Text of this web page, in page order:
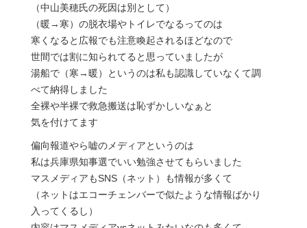
（中山美穂氏の死因は別として）
（暖→寒）の脱衣場やトイレでなるってのは
寒くなると広報でも注意喚起されるほどなので
世間では割に知られてると思っていましたが
湯船で（寒→暖）というのは私も認識していなくて調
べて納得しました
全裸や半裸で救急搬送は恥ずかしいなぁと
気を付けてます
偏向報道やら嘘のメディアというのは
私は兵庫県知事選でいい勉強させてもらいました
マスメディアもSNS（ネット）も情報が多くて
（ネットはエコーチェンバーで似たような情報ばかり
入ってくるし）